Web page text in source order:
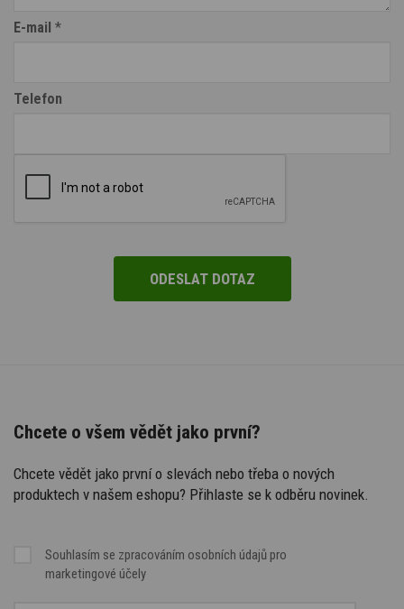
E-mail *
Telefon
Chcete o všem vědět jako první?
Chcete vědět jako první o slevách nebo třeba o nových
produktech v našem eshopu? Přihlaste se k odběru novinek.
Souhlasím se zpracováním osobních údajů pro
marketingové účely